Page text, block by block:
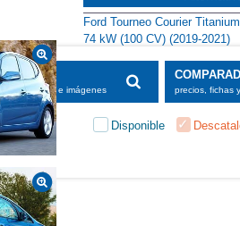
fichas e imágenes precios, fichas
Disponible
Ford Tourneo Courier
74 kW (100 CV) (2019-2021)